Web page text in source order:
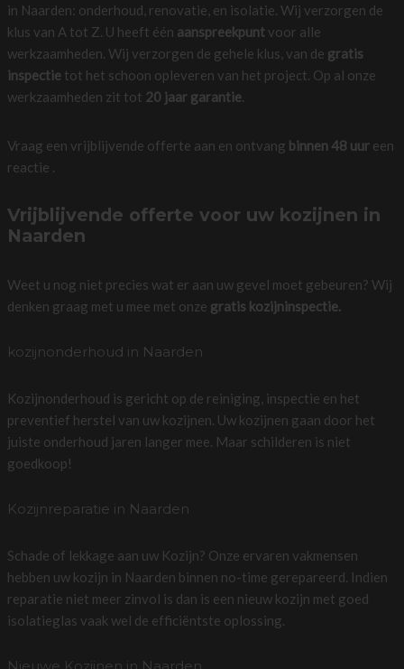
in Naarden: onderhoud, renovatie, en isolatie. Wij verzorgen de
klus van A tot Z. U heeft één aanspreekpuntvoor alle
werkzaamheden. Wij verzorgen de gehele klus, van de gratis
inspectietot het schoon opleveren van het project. Op al onze
werkzaamheden zit tot 20 jaar garantie.
Vraag een vrijblijvende offerte aan en ontvang binnen 48 uureen
reactie .
Vrijblijvende offerte voor uw kozijnen in
Naarden
Weet u nog niet precies wat er aan uw gevel moet gebeuren? Wij
denken graag met u mee met onze gratis kozijninspectie.
kozijnonderhoud in Naarden
Kozijnonderhoud is gericht op de reiniging, inspectie en het
preventief herstel van uw kozijnen. Uw kozijnen gaan door het
juiste onderhoud jaren langer mee. Maar schilderen is niet
goedkoop!
Kozijnreparatie in Naarden
Schade of lekkage aan uw Kozijn? Onze ervaren vakmensen
hebben uw kozijn in Naarden binnen no-time gerepareerd. Indien
reparatie niet meer zinvol is dan is een nieuw kozijn met goed
isolatieglas vaak wel de efficiëntste oplossing.